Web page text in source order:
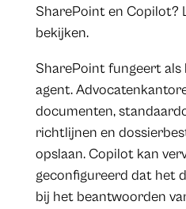
SharePoint en Copilot?
bekijken.
SharePoint fungeert als
agent.
documenten,
richtlijnen en
opslaan. Copilot kan
geconfigureerd dat het
bij het beantwoorden